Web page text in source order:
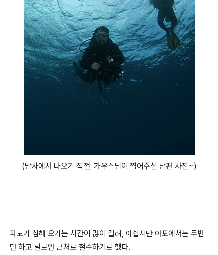
(맘사에서 나오기 직전, 가우스님이 찍어주신 남편 사진~)
파도가 심해 오가는 시간이 많이 걸려, 아쉽지만 아포에서는 두번
만 하고 릴로안 근처로 철수하기로 했다.